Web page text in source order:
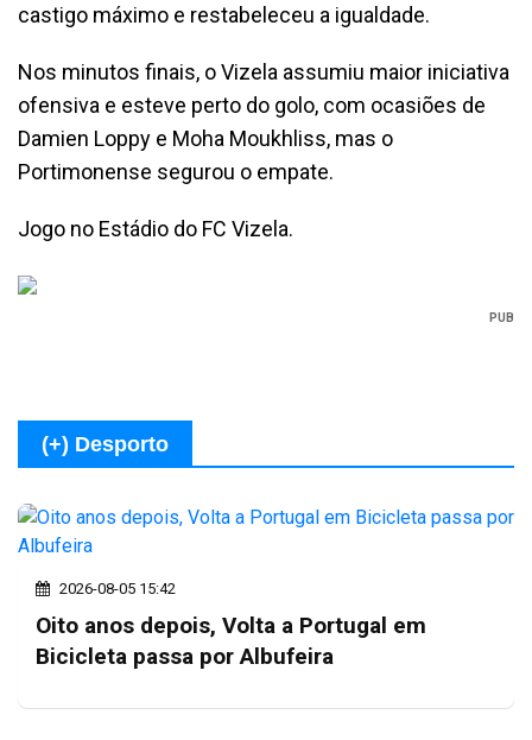
castigo máximo e restabeleceu a igualdade.
Nos minutos finais, o Vizela assumiu maior iniciativa
ofensiva e esteve perto do golo, com ocasiões de
Damien Loppy e Moha Moukhliss, mas o
Portimonense segurou o empate.
Jogo no Estádio do FC Vizela.
PUB
(+) Desporto
2026-08-05 15:42
Oito anos depois, Volta a Portugal em
Bicicleta passa por Albufeira